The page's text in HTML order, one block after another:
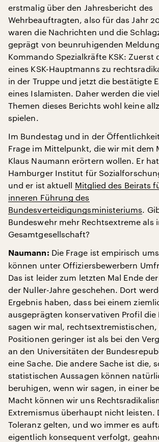
erstmalig über den Jahresbericht des
Wehrbeauftragten, also für das Jahr
waren die Nachrichten und die
geprägt von beunruhigenden
Kommando Spezialkräfte KSK: Zuerst
eines KSK-Hauptmanns zu
in der Truppe und jetzt die bestätigte
eines Islamisten. Daher werden die
Themen dieses Berichts wohl keine
spielen.
Im Bundestag und in der
Frage im Mittelpunkt, die wir mit dem
Klaus Naumann erörtern wollen. Er
Hamburger Institut für
und er ist aktuell Mitglied des Beirats
inneren Führung des
Bundesverteidigungsministeriums.
Bundeswehr mehr Rechtsextreme als
Gesamtgesellschaft?
Naumann: Die Frage ist empirisch
können unter Offiziersbewerbern
Das ist leider zum letzten Mal Ende
der Nuller-Jahre geschehen. Dort
Ergebnis haben, dass bei einem
ausgeprägten konservativen Profil die
sagen wir mal,
Positionen geringer ist als bei den
an den Universitäten der
eine Sache. Die andere Sache ist die,
statistischen Aussagen können
beruhigen, wenn wir sagen, in einer
Macht können wir uns
Extremismus überhaupt nicht leisten.
Toleranz gelten, und wo immer es
eigentlich konsequent verfolgt,